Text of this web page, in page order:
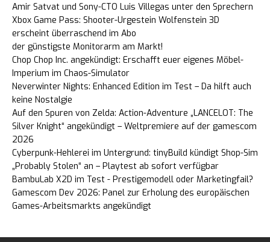
Amir Satvat und Sony-CTO Luis Villegas unter den Sprechern
Xbox Game Pass: Shooter-Urgestein Wolfenstein 3D
erscheint überraschend im Abo
der günstigste Monitorarm am Markt!
Chop Chop Inc. angekündigt: Erschafft euer eigenes Möbel-
Imperium im Chaos-Simulator
Neverwinter Nights: Enhanced Edition im Test – Da hilft auch
keine Nostalgie
Auf den Spuren von Zelda: Action-Adventure „LANCELOT: The
Silver Knight“ angekündigt – Weltpremiere auf der gamescom
2026
Cyberpunk-Hehlerei im Untergrund: tinyBuild kündigt Shop-Sim
„Probably Stolen“ an – Playtest ab sofort verfügbar
BambuLab X2D im Test - Prestigemodell oder Marketingfail?
Gamescom Dev 2026: Panel zur Erholung des europäischen
Games-Arbeitsmarkts angekündigt